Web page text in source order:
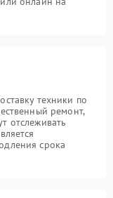
техники по
ремонт,
отслеживать
срока